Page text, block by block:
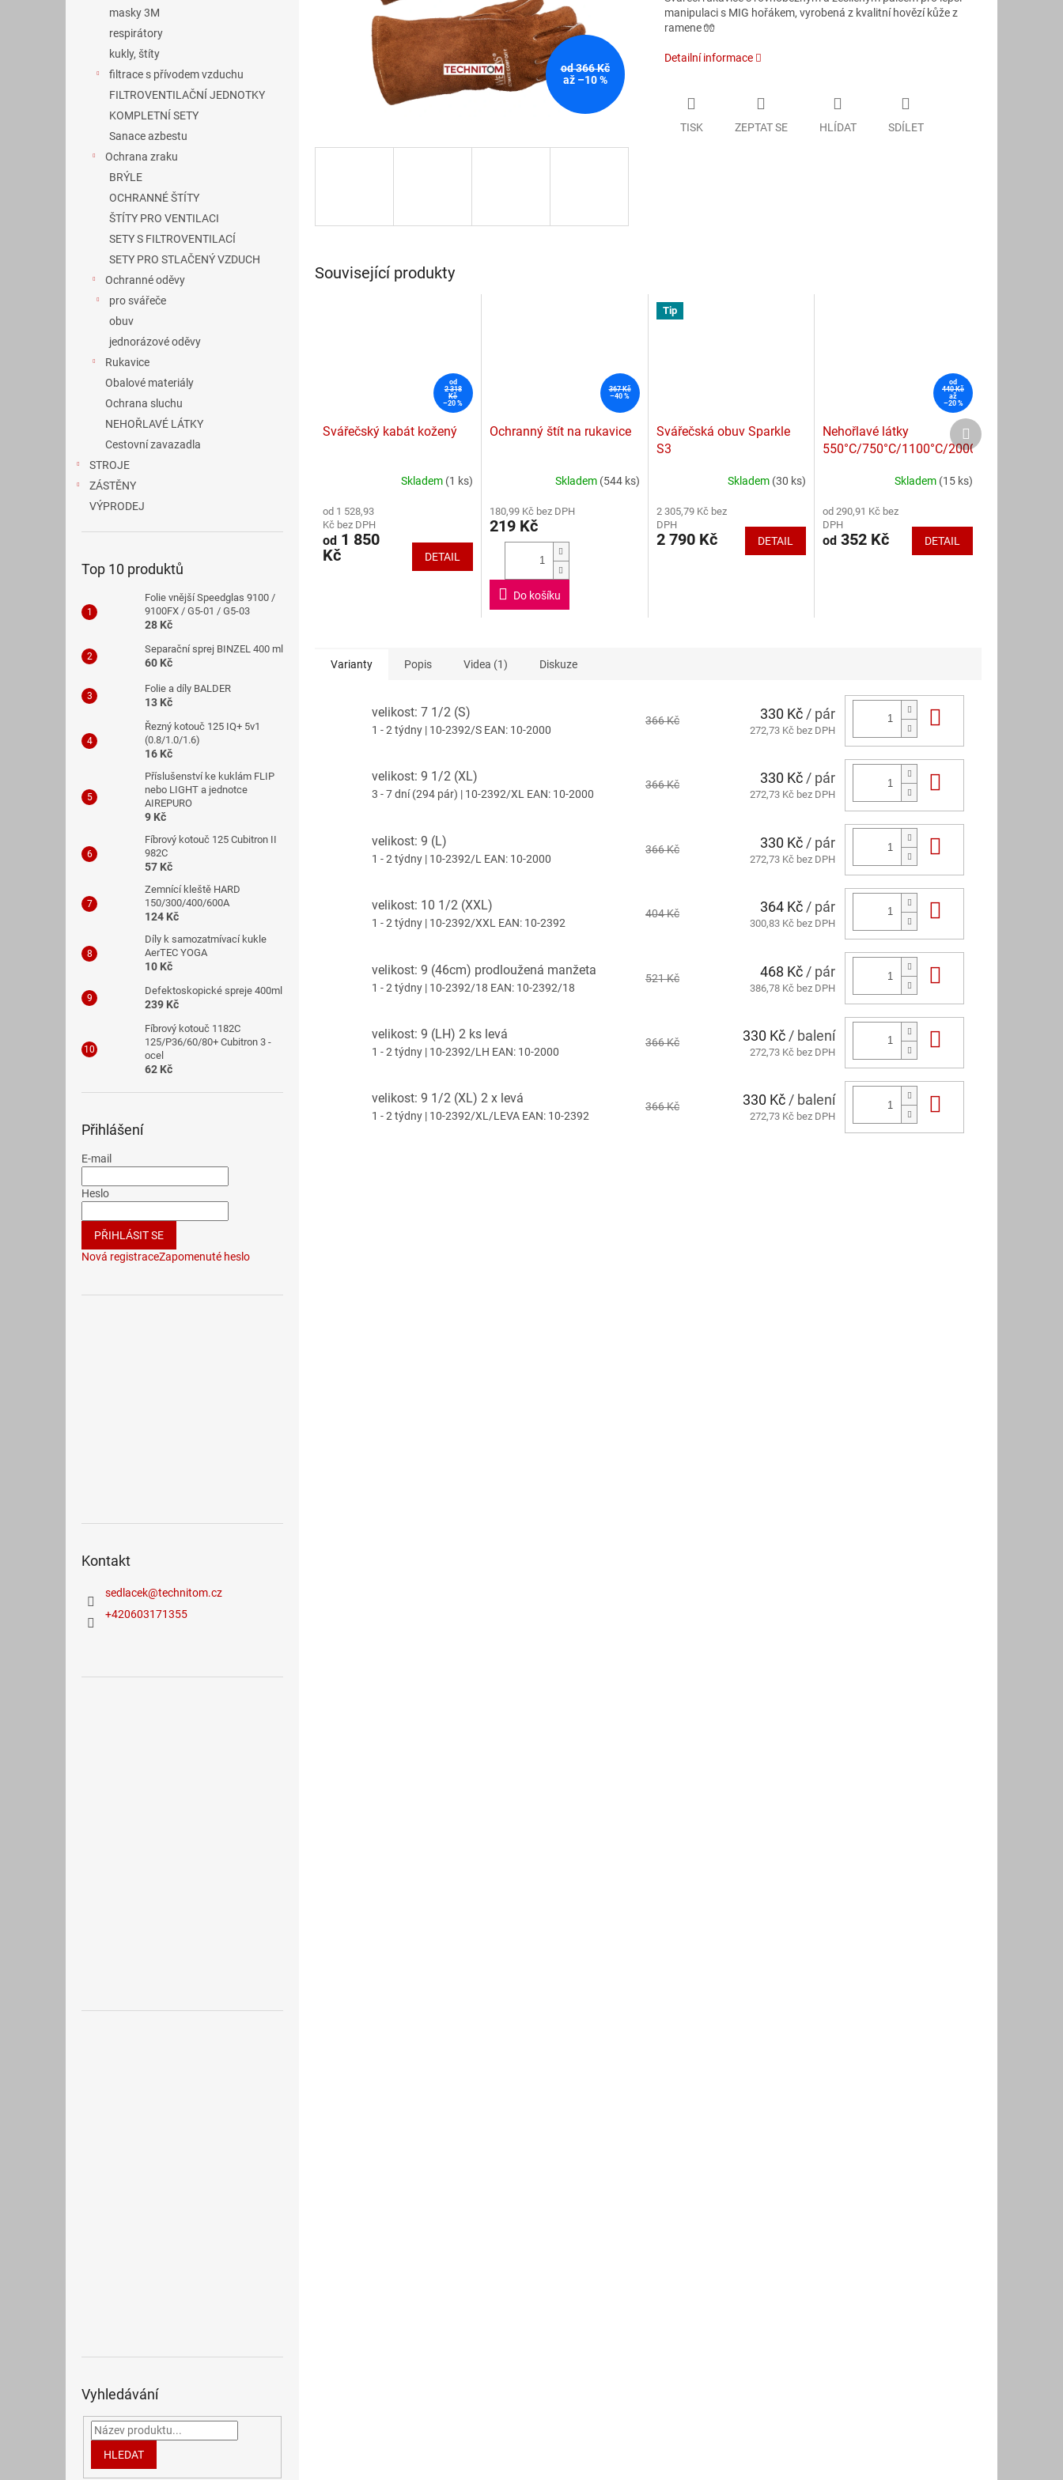
masky 3M
respirátory
kukly, štíty
filtrace s přívodem vzduchu
FILTROVENTILAČNÍ JEDNOTKY
KOMPLETNÍ SETY
Sanace azbestu
Ochrana zraku
BRÝLE
OCHRANNÉ ŠTÍTY
ŠTÍTY PRO VENTILACI
SETY S FILTROVENTILACÍ
SETY PRO STLAČENÝ VZDUCH
Ochranné oděvy
pro svářeče
obuv
jednorázové oděvy
Rukavice
Obalové materiály
Ochrana sluchu
NEHOŘLAVÉ LÁTKY
Cestovní zavazadla
STROJE
ZÁSTĚNY
VÝPRODEJ
Top 10 produktů
Folie vnější Speedglas 9100 /
9100FX / G5-01 / G5-03
28 Kč
Separační sprej BINZEL 400 ml
60 Kč
Folie a díly BALDER
13 Kč
Řezný kotouč 125 IQ+ 5v1
(0.8/1.0/1.6)
16 Kč
Příslušenství ke kuklám FLIP
nebo LIGHT a jednotce
AIREPURO
9 Kč
Fíbrový kotouč 125 Cubitron II
982C
57 Kč
Zemnící kleště HARD
150/300/400/600A
124 Kč
Díly k samozatmívací kukle
AerTEC YOGA
10 Kč
Defektoskopické spreje 400ml
239 Kč
Fíbrový kotouč 1182C
125/P36/60/80+ Cubitron 3 -
ocel
62 Kč
Přihlášení
E-mail
Heslo
PŘIHLÁSIT SE
Nová registraceZapomenuté heslo
Kontakt
sedlacek@technitom.cz
+420603171355
Vyhledávání
HLEDAT
od 366 Kč
až –10 %
manipulaci s MIG hořákem, vyrobená z kvalitní hovězí kůže z
ramene 🧤
Detailní informace
TISK ZEPTAT SE HLÍDAT SDÍLET
Související produkty
od
2 318
Kč
–20 %
Svářečský kabát kožený
produktu
je
5,0
z
Skladem (1 ks)
od 1 528,93
Kč bez DPH
od 1 850
Kč
DETAIL
367 Kč
–40 %
Ochranný štít na rukavice
produktu
je
hvězdiček.
Skladem (544 ks)
180,99 Kč bez DPH
219 Kč
Do košíku
Tip
Svářečská obuv Sparkle
S3
produktu
je
4,1
Skladem (30 ks)
2 305,79 Kč bez
DPH
2 790 Kč DETAIL
od
440 Kč
až
–20 %
Nehořlavé látky
550°C/750°C/1100°C/2000°C
produktu
je
4,3
Skladem (15 ks)
od 290,91 Kč bez
DPH
od 352 Kč DETAIL
Další
produkt
Varianty Popis Videa (1) Diskuze
velikost: 7 1/2 (S)
1 - 2 týdny | 10-2392/S EAN: 10-2000
366 Kč 330 Kč / pár
272,73 Kč bez DPH
velikost: 9 1/2 (XL)
3 - 7 dní(294 pár) | 10-2392/XL EAN: 10-2000
366 Kč 330 Kč/ pár
272,73 Kč bez DPH
velikost: 9 (L)
1 - 2 týdny | 10-2392/L EAN: 10-2000
366 Kč 330 Kč / pár
272,73 Kč bez DPH
velikost: 10 1/2 (XXL)
1 - 2 týdny | 10-2392/XXL EAN: 10-2392
404 Kč 364 Kč / pár
300,83 Kč bez DPH
velikost: 9 (46cm) prodloužená manžeta
1 - 2 týdny | 10-2392/18 EAN: 10-2392/18
521 Kč 468 Kč / pár
386,78 Kč bez DPH
velikost: 9 (LH) 2 ks levá
1 - 2 týdny | 10-2392/LH EAN: 10-2000
366 Kč 330 Kč / balení
272,73 Kč bez DPH
velikost: 9 1/2 (XL) 2 x levá
1 - 2 týdny | 10-2392/XL/LEVA EAN: 10-2392
366 Kč 330 Kč/ balení
272,73 Kč bez DPH